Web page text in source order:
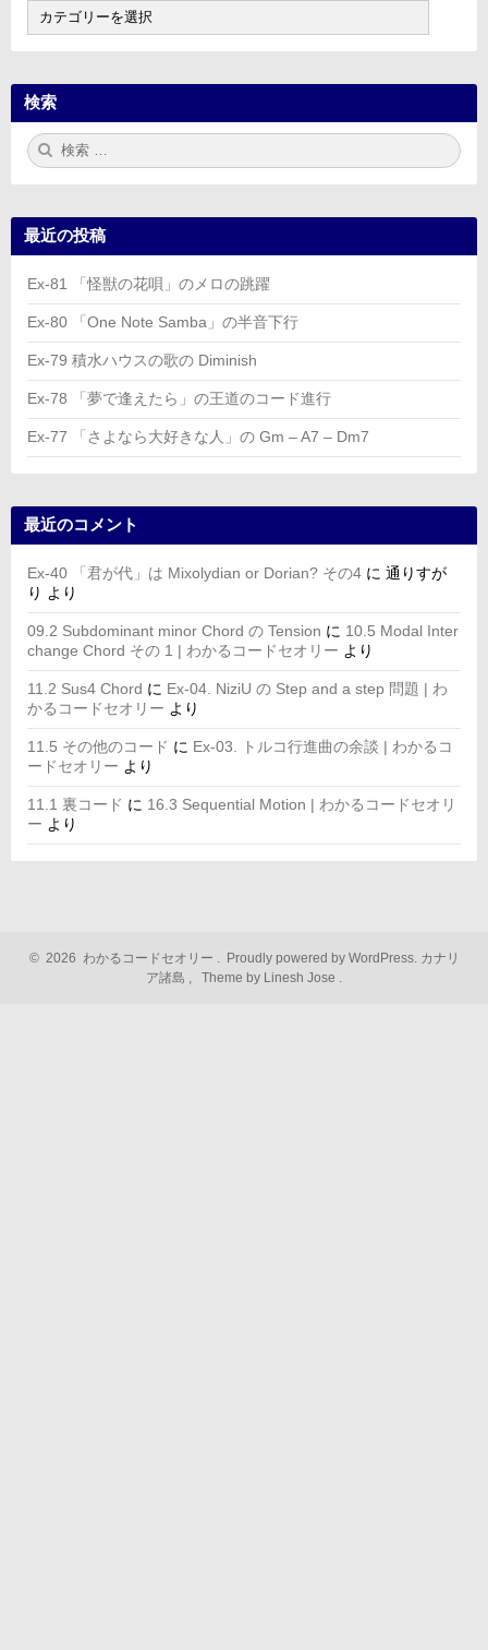
次
検索
検
索:
最近の投稿
Ex-81 「怪獣の花唄」のメロの跳躍
Ex-80 「One Note Samba」の半音下行
Ex-79 積水ハウスの歌の Diminish
Ex-78 「夢で逢えたら」の王道のコード進行
Ex-77 「さよなら大好きな人」の Gm – A7 – Dm7
最近のコメント
Ex-40 「君が代」は Mixolydian or Dorian? その4 に 通りすが
り より
09.2 Subdominant minor Chord の Tension に 10.5 Modal Inter
change Chord その 1 | わかるコードセオリー より
11.2 Sus4 Chord に Ex-04. NiziU の Step and a step 問題 | わ
かるコードセオリー より
11.5 その他のコード に Ex-03. トルコ行進曲の余談 | わかるコ
ードセオリー より
11.1 裏コード に 16.3 Sequential Motion | わかるコードセオリ
ー より
© 2026 わかるコードセオリー . Proudly powered by WordPress. カナリ
ア諸島 , Theme by Linesh Jose .